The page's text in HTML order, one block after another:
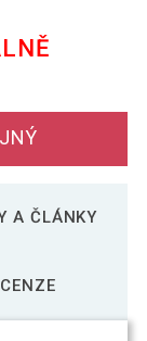
A ČLÁNKY